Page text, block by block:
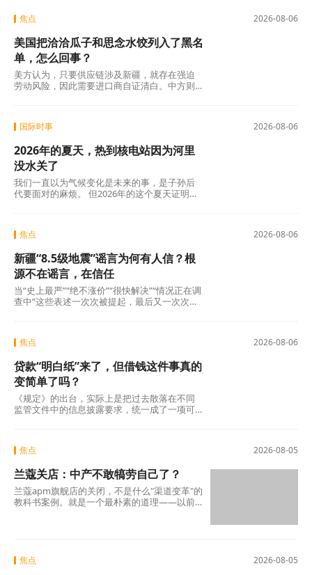
2026-08-06
焦点
美国把洽洽瓜子和思念水饺列入了黑名
单，怎么回事？
美方认为，只要供应链涉及新疆，就存在强迫
劳动风险，因此需要进口商自证清白。中方则
2026-08-06
国际时事
2026年的夏天，热到核电站因为河里
没水关了
我们一直以为气候变化是未来的事，是子孙后
代要面对的麻烦。 但2026年的这个夏天证明：
说室外没法待了。
2026-08-06
焦点
新疆“8.5级地震”谣言为何有人信？根
源不在谣言，在信任
当“史上最严”“绝不涨价”“很快解决”“情况正在调
查中”这些表述一次次被提起，最后又一次次悄
2026-08-06
焦点
贷款“明白纸”来了，但借钱这件事真的
变简单了吗？
《规定》的出台，实际上是把过去散落在不同
监管文件中的信息披露要求，统一成了一项可
获客、担保增信等领域的第三方合作机构统一
纳入。核心要求只有一条：所有放贷机构，必
须在你借钱之前，把全部费用列在一张表上，
算清年化综合成本，让你签字确认。 这张表，
业内称之为贷款“明白纸”。
2026-08-05
焦点
兰蔻关店：中产不敢犒劳自己了？
兰蔻apm旗舰店的关闭，不是什么"渠道变革"的
教科书案例。就是一个最朴素的道理——以前
2026-08-05
焦点